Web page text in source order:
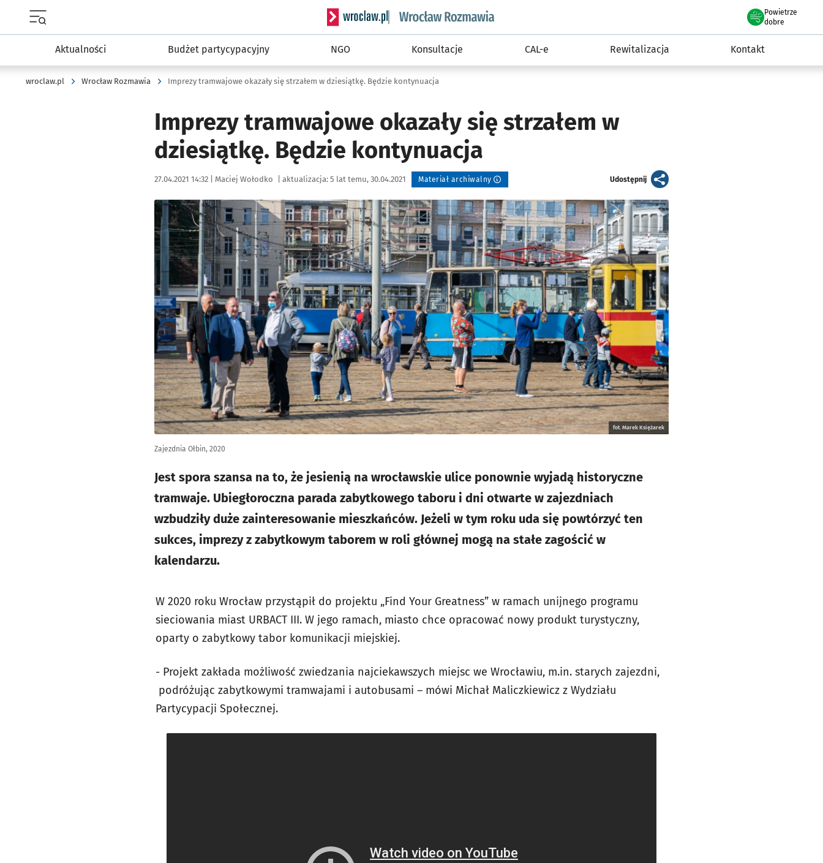
Serwis informacyjny wroclaw.pl podserwis: Rozmawia
Powietrze
we Wrocławiu
dobre
Aktualności Budżet partycypacyjny NGO Konsultacje CAL-e Rewitalizacja Kontakt
wroclaw.pl Wrocław Rozmawia Imprezy tramwajowe okazały się strzałem w dziesiątkę. Będzie kontynuacja
Imprezy tramwajowe okazały się strzałem w
dziesiątkę. Będzie kontynuacja
Data publikacji:
27.04.2021 14:32 | Autor:
Maciej Wołodko aktualizacja: 5 lat temu, 30.04.2021 Materiał archiwalny Udostępnijartykuł
Kliknij, aby powiększyć
fot. Marek Księżarek
Zajezdnia Ołbin, 2020
Jest spora szansa na to, że jesienią na wrocławskie ulice ponownie wyjadą historyczne
tramwaje. Ubiegłoroczna parada zabytkowego taboru i dni otwarte w zajezdniach
wzbudziły duże zainteresowanie mieszkańców. Jeżeli w tym roku uda się powtórzyć ten
sukces, imprezy z zabytkowym taborem w roli głównej mogą na stałe zagościć w
kalendarzu.
W 2020 roku Wrocław przystąpił do projektu „Find Your Greatness” w ramach unijnego programu
sieciowania miast URBACT III. W jego ramach, miasto chce opracować nowy produkt turystyczny,
oparty o zabytkowy tabor komunikacji miejskiej.
- Projekt zakłada możliwość zwiedzania najciekawszych miejsc we Wrocławiu, m.in. starych zajezdni,
podróżując zabytkowymi tramwajami i autobusami – mówi Michał Maliczkiewicz z Wydziału
Partycypacji Społecznej.